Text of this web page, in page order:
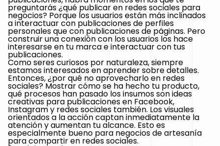
preguntarás ¿qué publicar en redes sociales para
negocios? Porque los usuarios están más inclinados
a interactuar con publicaciones de perfiles
personales que con publicaciones de páginas. Pero
construir una conexión con los usuarios los hace
interesarse en tu marca e interactuar con tus
publicaciones.
Como seres curiosos por naturaleza, siempre
estamos interesados en aprender sobre detalles.
Entonces, ¿por qué no aprovecharlo en redes
sociales? Mostrar cómo se ha hecho tu producto,
qué procesos han pasado los insumos son ideas
creativas para publicaciones en Facebook,
Instagram y redes sociales también. Los visuales
orientados a la acción captan inmediatamente la
atención y aumentan tu alcance. Esto es
especialmente bueno para negocios de artesanía
para compartir en redes sociales.